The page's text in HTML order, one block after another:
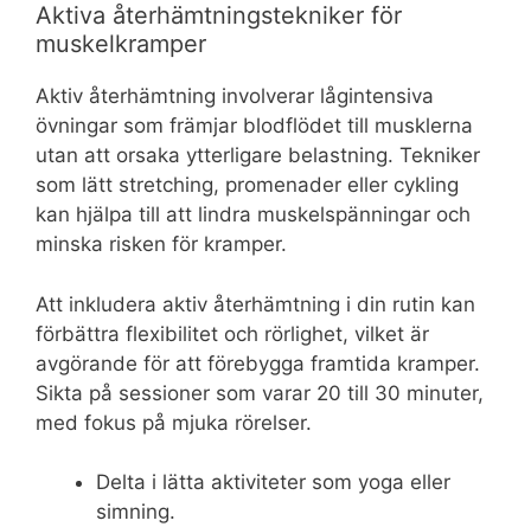
Aktiva återhämtningstekniker för
muskelkramper
Aktiv återhämtning involverar lågintensiva
övningar som främjar blodflödet till musklerna
utan att orsaka ytterligare belastning. Tekniker
som lätt stretching, promenader eller cykling
kan hjälpa till att lindra muskelspänningar och
minska risken för kramper.
Att inkludera aktiv återhämtning i din rutin kan
förbättra flexibilitet och rörlighet, vilket är
avgörande för att förebygga framtida kramper.
Sikta på sessioner som varar 20 till 30 minuter,
med fokus på mjuka rörelser.
Delta i lätta aktiviteter som yoga eller
simning.